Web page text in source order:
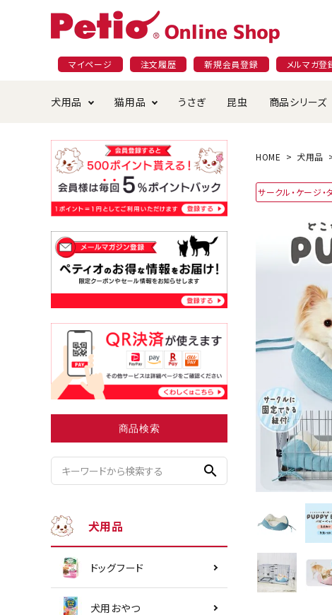
マイページ 注文履歴 新規会員登録 メルマガ登
犬用品
ドッグフード おやつ
ペットシーツ ベッド
おもちゃ 食器・
首輪・ハーネス・リード しつけ
猫用品
ごはん・おやつ お手入
ベッド・ハウス・マット サーク
食器・給水器 防虫用
替え・交換パーツ
うさぎ 昆虫 商品シリーズ
プラクト 素材そ
夜のお散歩特集 無添
国産フード&おやつ特集 穀物不使用
じゃらして遊ぶ 引っ張って
またたび・
小型犬にオススメ ダイエット
ショッピングガイド 会員
返品・交換について オンラ
商品検索
search
犬用品
ドッグフード
犬用おやつ
HOME 犬用品
サークル・ケージ・